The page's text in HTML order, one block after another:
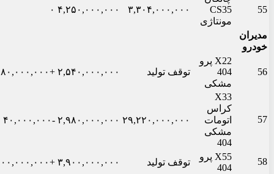
55
CS35
مونتاژی
۳,۳۰۴,۰۰۰,۰۰۰ ۴,۲۵۰,۰۰۰,۰۰۰ ۰
مدیران
خودرو
56
X22 پرو
404
مشکی
توقف تولید ۲,۵۴۰,۰۰۰,۰۰۰ +۸۰,۰۰۰,۰۰۰
57
X33
کراس
اتومات
مشکی
404
۲۹,۲۲۰,۰۰۰,۰۰۰ ۲,۹۸۰,۰۰۰,۰۰۰ -۴۰,۰۰۰,۰۰۰
58
X55 پرو
404
توقف تولید ۳,۹۰۰,۰۰۰,۰۰۰ +۱۰۰,۰۰۰,۰۰۰